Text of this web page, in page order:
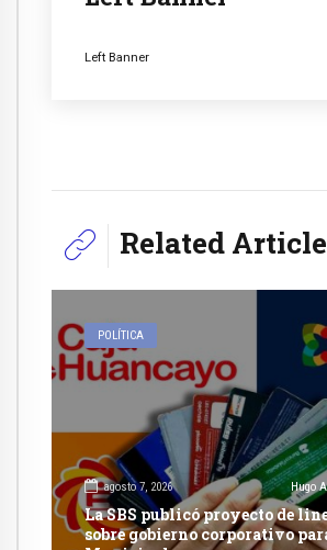
Left Banner
Related
POLÍTICA
agosto 7, 2026 Hugo
La SBS publicó proyecto de
sobre gobierno corporativo